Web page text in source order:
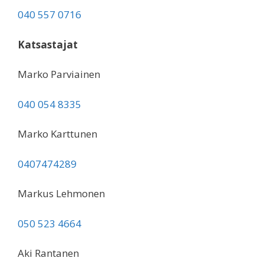
040 557 0716
Katsastajat
Marko Parviainen
040 054 8335
Marko Karttunen
0407474289
Markus Lehmonen
050 523 4664
Aki Rantanen